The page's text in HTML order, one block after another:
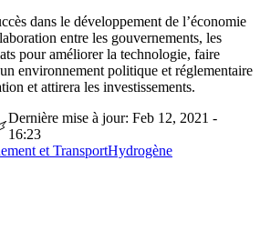
dans le développement de l’économie
entre les gouvernements, les
pour améliorer la technologie, faire
environnement politique et réglementaire
et attirera les investissements.
Dernière mise à jour: Feb 12, 2021 -
16:23
et TransportHydrogène